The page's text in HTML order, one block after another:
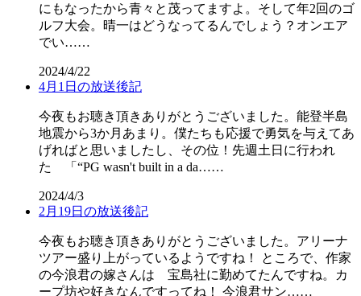
にもなったから青々と茂ってますよ。そして年2回のゴ
ルフ大会。晴一はどうなってるんでしょう？オンエア
でい……
2024/4/22
4月1日の放送後記
今夜もお聴き頂きありがとうございました。能登半島
地震から3か月あまり。僕たちも応援で勇気を与えてあ
げればと思いましたし、その位！先週土日に行われ
た 「“PG wasn't built in a da……
2024/4/3
2月19日の放送後記
今夜もお聴き頂きありがとうございました。アリーナ
ツアー盛り上がっているようですね！ ところで、作家
の今浪君の嫁さんは 宝島社に勤めてたんですね。カ
ープ坊や好きなんですってね！ 今浪君サン……